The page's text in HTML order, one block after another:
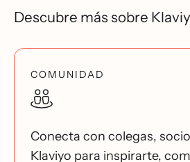
Descubre más sobre
COMUNIDAD
Conecta con colegas,
Klaviyo para inspirarte,